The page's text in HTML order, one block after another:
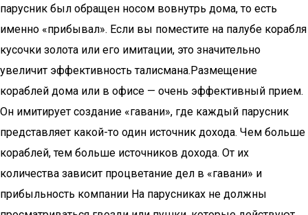
парусник был обращен носом вовнутрь дома, то есть
именно «прибывал». Если вы поместите на палубе корабля
кусочки золота или его имитации, это значительно
увеличит эффективность талисмана.Размещение
кораблей дома или в офисе — очень эффективный прием.
Он имитирует создание «гавани», где каждый парусник
представляет какой-то один источник дохода. Чем больше
кораблей, тем больше источников дохода. От их
количества зависит процветание дел в «гавани» и
прибыльность компании На парусниках не должны